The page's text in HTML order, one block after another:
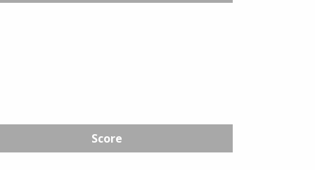
Score